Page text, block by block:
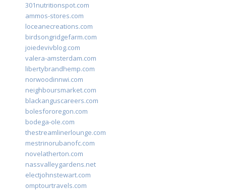
301nutritionspot.com
ammos-stores.com
loceanecreations.com
birdsongridgefarm.com
joiedevivblog.com
valera-amsterdam.com
libertybrandhemp.com
norwoodinnwi.com
neighboursmarket.com
blackanguscareers.com
bolesfororegon.com
bodega-ole.com
thestreamlinerlounge.com
mestrinorubanofc.com
novelatherton.com
nassvalleygardens.net
electjohnstewart.com
omptourtravels.com